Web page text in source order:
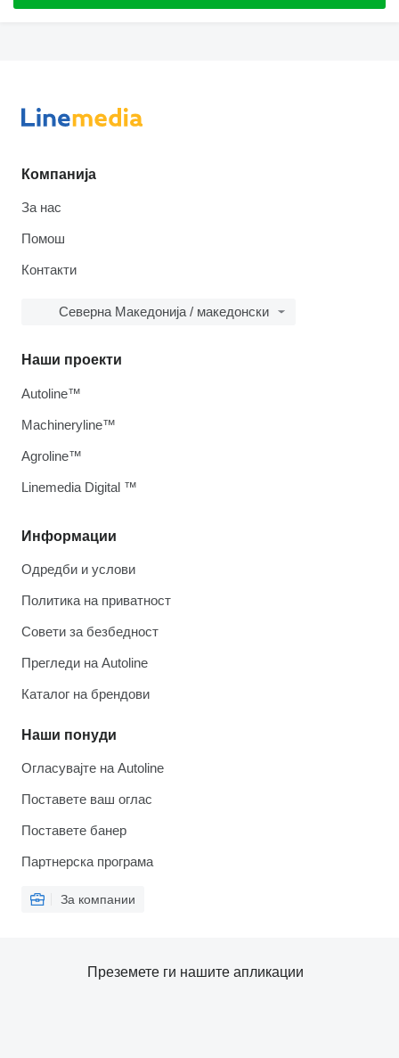
Компанија
За нас
Помош
Контакти
Северна Македонија / македонски
Информации
Одредби и услови
Политика на приватност
Совети за безбедност
Прегледи на Autoline
Каталог на брендови
Наши понуди
Огласувајте на Autoline
Поставете ваш оглас
Поставете банер
Партнерска програма
За компании
Наши проекти
Autoline™
Machineryline™
Agroline™
Linemedia Digital ™
Преземете ги нашите апликации